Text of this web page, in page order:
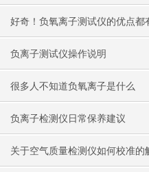
好奇！负氧离子测试仪的优点都
些？
负离子测试仪操作说明
很多人不知道负氧离子是什么
负离子检测仪日常保养建议
关于空气质量检测仪如何校准的